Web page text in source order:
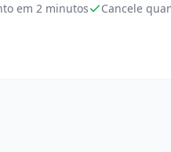
em 2 minutos Cancele